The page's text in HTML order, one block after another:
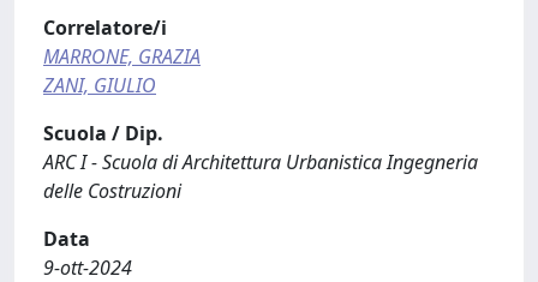
Correlatore/i
MARRONE, GRAZIA
ZANI, GIULIO
Scuola / Dip.
ARC I - Scuola di Architettura Urbanistica Ingegneria
delle Costruzioni
Data
9-ott-2024